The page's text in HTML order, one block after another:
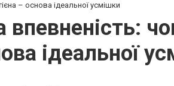
– основа ідеальної усмішки
впевненість:
ідеальної